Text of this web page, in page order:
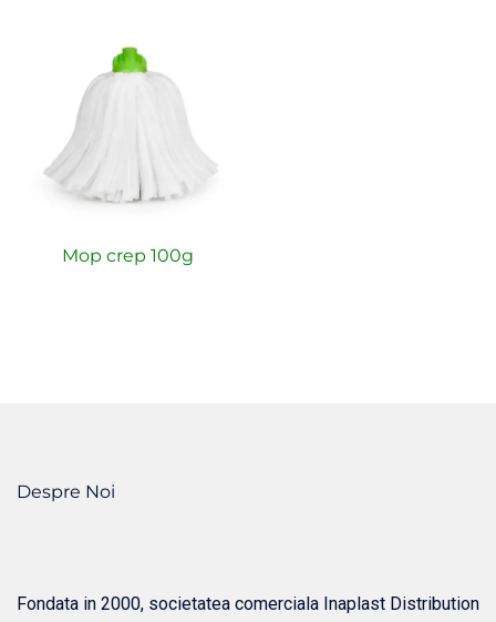
Mop crep 100g
Despre Noi
Fondata in 2000, societatea comerciala Inaplast Distribution